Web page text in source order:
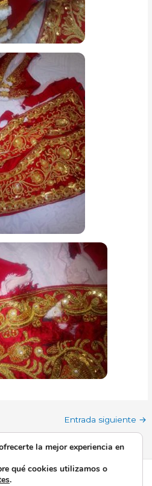
Entrada siguiente →
Esperanza de Triana | Funciona
la mejor experiencia en
qué cookies utilizamos o
.